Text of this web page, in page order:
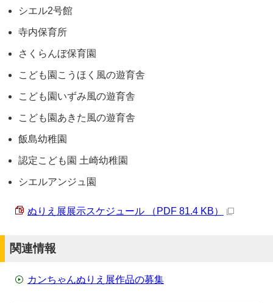
シエル2号館
寺内保育所
さくらんぼ保育園
こども園こうほく風の遊育舎
こども園いずみ風の遊育舎
こども園あきた風の遊育舎
飯島幼稚園
認定こども園 土崎幼稚園
シエルアンジュ園
ぬりえ展展示スケジュール （PDF 81.4 KB）
関連情報
カンちゃんぬりえ展作品の募集